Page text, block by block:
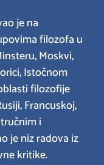
je na
filozofa u
Moskvi,
Istočnom
filozofije
Francuskoj,
i
je niz radova iz
kritike.